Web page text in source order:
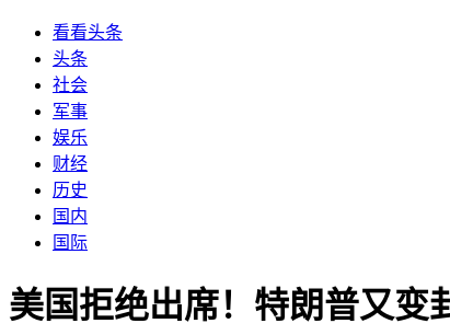
看看头条
头条
社会
军事
娱乐
财经
历史
国内
国际
美国拒绝出席！特朗普又变